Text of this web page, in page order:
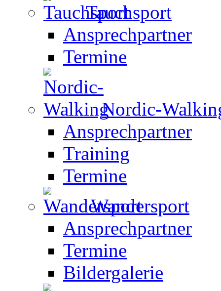
Tauchsport
Ansprechpartner
Termine
Nordic-
Ansprechpartner
Training
Termine
Wandersport
Ansprechpartner
Termine
Bildergalerie